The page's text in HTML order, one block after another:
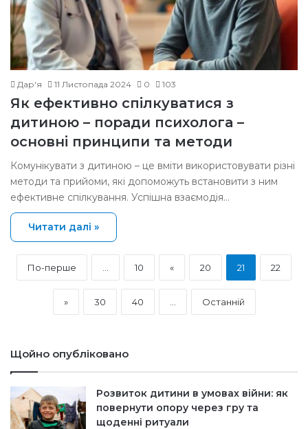
Дар'я 11 Листопада 2024 0 103
Як ефективно спілкуватися з
дитиною – поради психолога –
основні принципи та методи
Комунікувати з дитиною – це вміти використовувати різні
методи та прийоми, які допоможуть встановити з ним
ефективне спілкування. Успішна взаємодія…
Читати далі »
По-перше 10 « 20 21 22
» 30 40 Останній
Щойно опубліковано
Розвиток дитини в умовах війни: як
повернути опору через гру та
щоденні ритуали